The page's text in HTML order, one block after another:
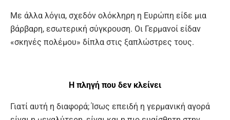
Με άλλα λόγια, σχεδόν ολόκληρη η Ευρώπη είδε μια
βάρβαρη, εσωτερική σύγκρουση. Οι Γερμανοί είδαν
«σκηνές πολέμου» δίπλα στις ξαπλώστρες τους.
Η πληγή που δεν κλείνει
Γιατί αυτή η διαφορά; Ίσως επειδή η γερμανική αγορά